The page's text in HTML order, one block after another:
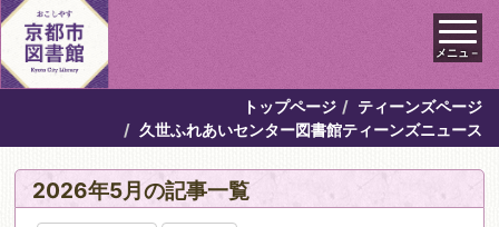
メニュ－
トップページ
ティーンズページ
久世ふれあいセンター図書館ティーンズニュース
2026年5月の記事一覧